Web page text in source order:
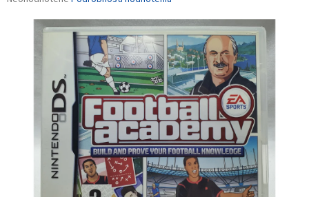
produktu
hviezdičiek.